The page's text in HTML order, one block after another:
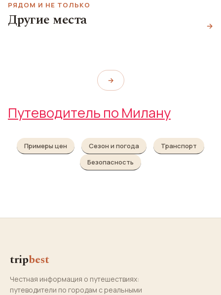
РЯДОМ И НЕ ТОЛЬКО
Другие места →
Замок Сфорца
Ночной клуб Old
→
Путеводитель по Милану
Примеры цен Сезон и погода
Транспорт
Безопасность
tripbest
Честная информация о путешествиях:
путеводители по городам с реальными